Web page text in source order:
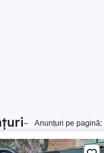
– Anunțuri pe pagină: